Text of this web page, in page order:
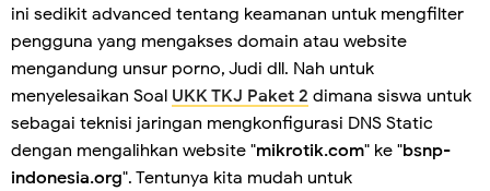
ini sedikit advanced tentang keamanan untuk mengfilter
pengguna yang mengakses domain atau website
mengandung unsur porno, Judi dll. Nah untuk
menyelesaikan Soal UKK TKJ Paket 2 dimana siswa untuk
sebagai teknisi jaringan mengkonfigurasi DNS Static
dengan mengalihkan website "mikrotik.com" ke "bsnp-
indonesia.org". Tentunya kita mudah untuk